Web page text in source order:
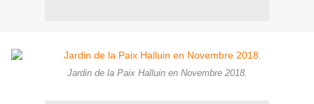
Jardin de la Paix Halluin en Novembre 2018.